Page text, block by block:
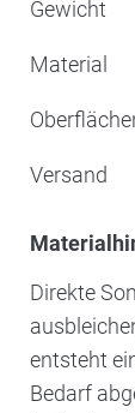
Gewicht
Material
Versand
Direkte
entsteht
Bedarf